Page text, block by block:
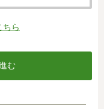
の対応のために利
ちら